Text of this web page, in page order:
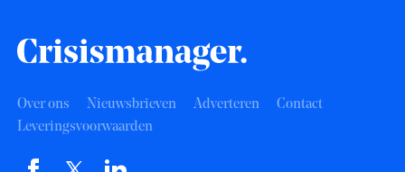
Over ons Nieuwsbrieven Adverteren
Contact
Leveringsvoorwaarden